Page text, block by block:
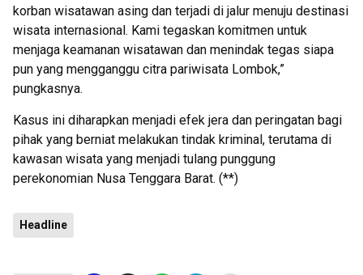
korban wisatawan asing dan terjadi di jalur menuju destinasi
wisata internasional. Kami tegaskan komitmen untuk
menjaga keamanan wisatawan dan menindak tegas siapa
pun yang mengganggu citra pariwisata Lombok,”
pungkasnya.
Kasus ini diharapkan menjadi efek jera dan peringatan bagi
pihak yang berniat melakukan tindak kriminal, terutama di
kawasan wisata yang menjadi tulang punggung
perekonomian Nusa Tenggara Barat. (**)
Headline